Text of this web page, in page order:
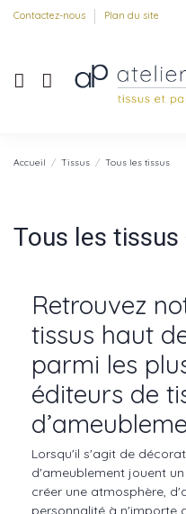
Contactez-nous Plan du site
Accueil Tissus Tous les tissus
Tous les tissus
Retrouvez
tissus haut
parmi les
éditeurs de
Lorsqu'il s'agit de
d'ameublement jouent
créer une atmosphère,
personnalité à n'importe